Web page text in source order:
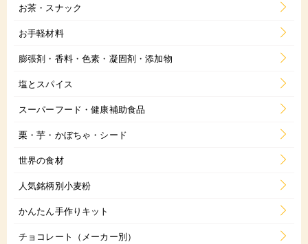
お茶・スナック
お手軽材料
膨張剤・香料・色素・凝固剤・添加物
塩とスパイス
スーパーフード・健康補助食品
栗・芋・かぼちゃ・シード
世界の食材
人気銘柄別小麦粉
かんたん手作りキット
チョコレート（メーカー別）